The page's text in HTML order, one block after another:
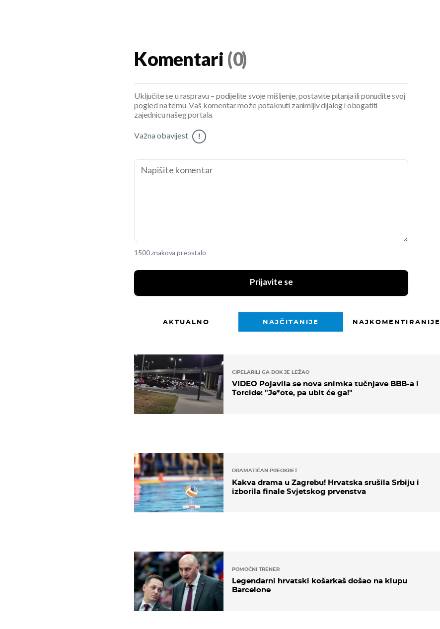
Komentari (0)
Uključite se u raspravu – podijelite svoje mišljenje, postavite pitanja ili ponudite svoj
pogled na temu. Vaš komentar može potaknuti zanimljiv dijalog i obogatiti
zajednicu našeg portala.
Važna obavijest !
1500 znakova preostalo
Prijavite se
AKTUALNO NAJČITANIJE NAJKOMENTIRANIJE
CIPELARILI GA DOK JE LEŽAO
VIDEO Pojavila se nova snimka tučnjave BBB-a i
Torcide: "Je*ote, pa ubit će ga!"
DRAMATIČAN PREOKRET
Kakva drama u Zagrebu! Hrvatska srušila Srbiju i
izborila finale Svjetskog prvenstva
POMOĆNI TRENER
Legendarni hrvatski košarkaš došao na klupu
Barcelone